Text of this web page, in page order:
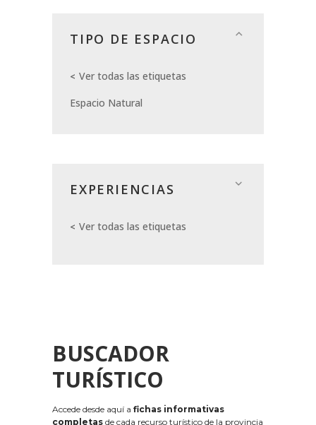
TIPO DE ESPACIO
Ver todas las etiquetas
Espacio Natural
EXPERIENCIAS
Ver todas las etiquetas
BUSCADOR
TURÍSTICO
Accede desde aquí a fichas informativas
completas de cada recurso turístico de la provincia